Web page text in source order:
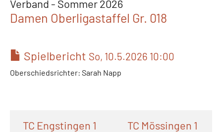
Verband - Sommer 2026
Damen Oberligastaffel Gr. 018
Spielbericht So, 10.5.2026 10:00
Oberschiedsrichter: Sarah Napp
TC Engstingen 1 TC Mössingen 1